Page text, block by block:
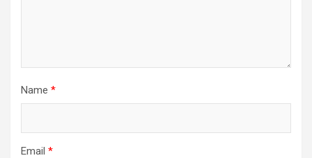
Name *
Email *